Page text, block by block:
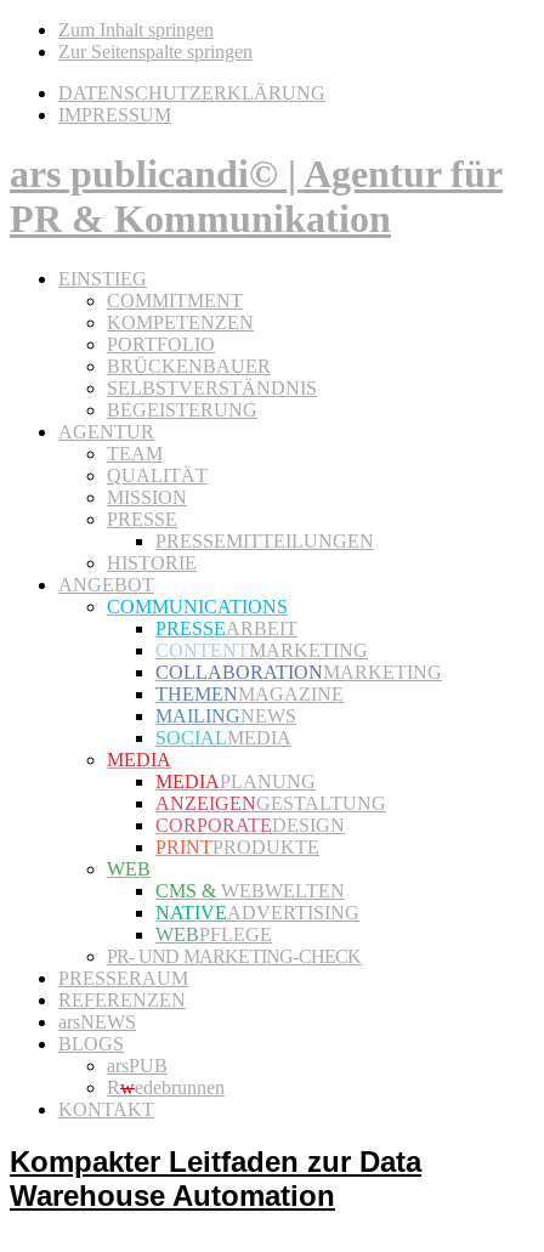
Zum Inhalt springen
Zur Seitenspalte springen
DATENSCHUTZERKLÄRUNG
IMPRESSUM
ars publicandi© | Agentur für
PR & Kommunikation
EINSTIEG
COMMITMENT
KOMPETENZEN
PORTFOLIO
BRÜCKENBAUER
SELBSTVERSTÄNDNIS
BEGEISTERUNG
AGENTUR
TEAM
QUALITÄT
MISSION
PRESSE
PRESSEMITTEILUNGEN
HISTORIE
ANGEBOT
COMMUNICATIONS
PRESSEARBEIT
CONTENTMARKETING
COLLABORATIONMARKETING
THEMENMAGAZINE
MAILINGNEWS
SOCIALMEDIA
MEDIA
MEDIAPLANUNG
ANZEIGENGESTALTUNG
CORPORATEDESIGN
PRINTPRODUKTE
WEB
CMS & WEBWELTEN
NATIVEADVERTISING
WEBPFLEGE
PR- UND MARKETING-CHECK
PRESSERAUM
REFERENZEN
arsNEWS
BLOGS
arsPUB
Rwedebrunnen
KONTAKT
Kompakter Leitfaden zur Data
Warehouse Automation